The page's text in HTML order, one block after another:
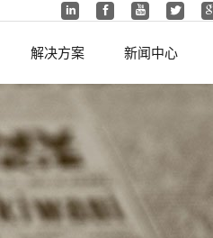
解决方案 新闻中心